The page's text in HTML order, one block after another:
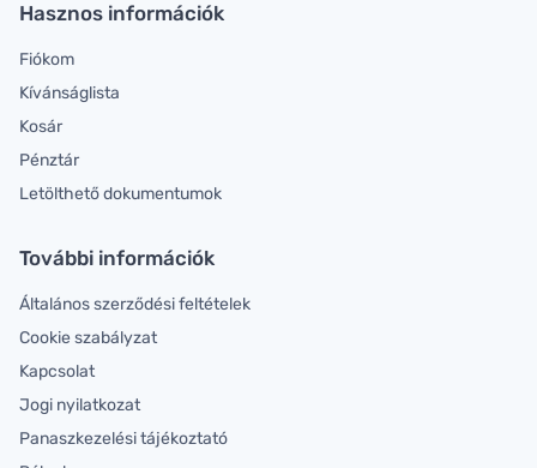
Hasznos információk
Fiókom
Kívánságlista
Kosár
Pénztár
Letölthető dokumentumok
További információk
Általános szerződési feltételek
Cookie szabályzat
Kapcsolat
Jogi nyilatkozat
Panaszkezelési tájékoztató